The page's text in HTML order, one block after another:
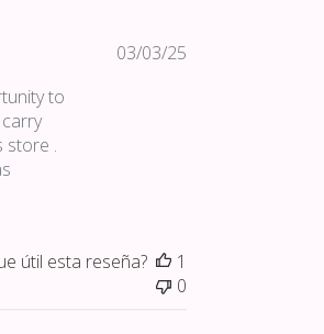
to
store .
Fecha
03/03/25
útil esta reseña?
1
0